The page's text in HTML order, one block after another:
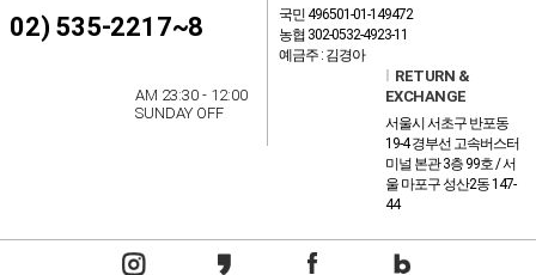
02) 535-2217~8
AM 23:30 - 12:00
SUNDAY OFF
국민 496501-01-149472
농협 302-0532-4923-11
예금주 : 김경아
RETURN &
EXCHANGE
서울시 서초구 반포동
19-4 경부선 고속버스터
미널 본관 3층 99호 / 서
울 마포구 성산2동 147-
44